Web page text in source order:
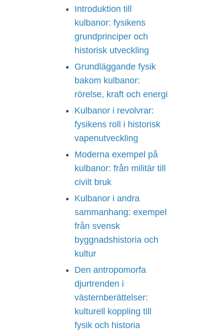
Introduktion till
kulbanor: fysikens
grundprinciper och
historisk utveckling
Grundläggande fysik
bakom kulbanor:
rörelse, kraft och energi
Kulbanor i revolvrar:
fysikens roll i historisk
vapenutveckling
Moderna exempel på
kulbanor: från militär till
civilt bruk
Kulbanor i andra
sammanhang: exempel
från svensk
byggnadshistoria och
kultur
Den antropomorfa
djurtrenden i
västernberättelser:
kulturell koppling till
fysik och historia